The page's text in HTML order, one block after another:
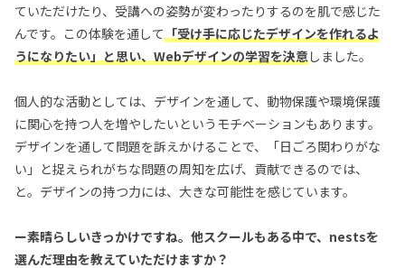
ていただけたり、受講への姿勢が変わったりするのを肌で感じた
んです。この体験を通して 「受け手に応じたデザインを作れるよ
うになりたい」と思い、Webデザインの学習を決意 しました。
個人的な活動としては、デザインを通して、動物保護や環境保護
に関心を持つ人を増やしたいというモチベーションもあります。
デザインを通して問題を訴えかけることで、「日ごろ関わりがな
い」と捉えられがちな問題の周知を広げ、貢献できるのでは、
と。デザインの持つ力には、大きな可能性を感じています。
ー素晴らしいきっかけですね。他スクールもある中で、nestsを
選んだ理由を教えていただけますか？